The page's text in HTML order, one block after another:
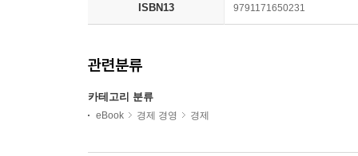
ISBN13 9791171650231
관련분류
카테고리 분류
eBook 경제 경영 경제